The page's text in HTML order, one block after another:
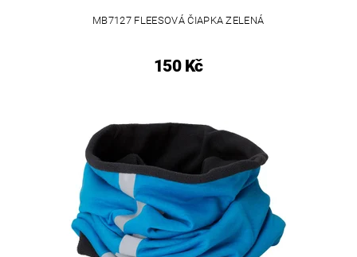
MB7127 FLEESOVÁ ČIAPKA ZELENÁ
150 Kč